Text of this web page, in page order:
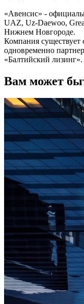
«Авенсис» -
UAZ, Uz-Daewoo,
Нижнем Новгороде.
Компания существует
одновременно
«Балтийский лизинг».
Вам может